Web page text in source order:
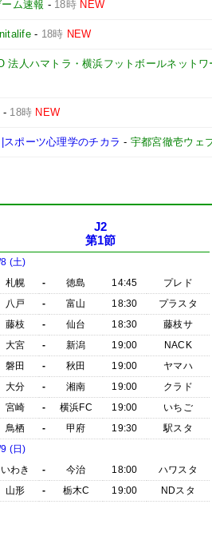
ム速報 - 18時 NEW
- 18時 NEW
法人ハマトラ・横浜フットボールネット
- 18時 NEW
スポーツ心理学のチカラ - 宇都宮徹壱ウェ
J2
第1節
(土)
札幌
- 徳島 14:45
プレド
八戸
- 富山 18:30
プラスタ
藤枝
- 仙台 18:30
藤枝サ
大宮
- 新潟 19:00
NACK
磐田
- 秋田 19:00
ヤマハ
大分
- 湘南 19:00
クラド
宮崎
- 横浜FC 19:00
いちご
鳥栖
- 甲府 19:30
駅スタ
(日)
いわき
- 今治 18:00
ハワスタ
山形
- 栃木C 19:00 NDスタ